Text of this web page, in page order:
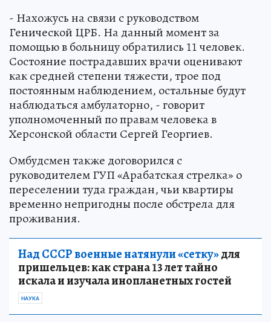
- Нахожусь на связи с руководством
Генической ЦРБ. На данный момент за
помощью в больницу обратились 11 человек.
Состояние пострадавших врачи оценивают
как средней степени тяжести, трое под
постоянным наблюдением, остальные будут
наблюдаться амбулаторно, - говорит
уполномоченный по правам человека в
Херсонской области Сергей Георгиев.
Омбудсмен также договорился с
руководителем ГУП «Арабатская стрелка» о
переселении туда граждан, чьи квартиры
временно непригодны после обстрела для
проживания.
Над СССР военные натянули «сетку»для
пришельцев: как страна 13 лет тайно
искала и изучала инопланетных гостей
НАУКА